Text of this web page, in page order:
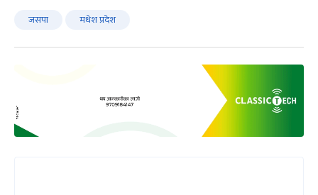
जसपा मधेश प्रदेश